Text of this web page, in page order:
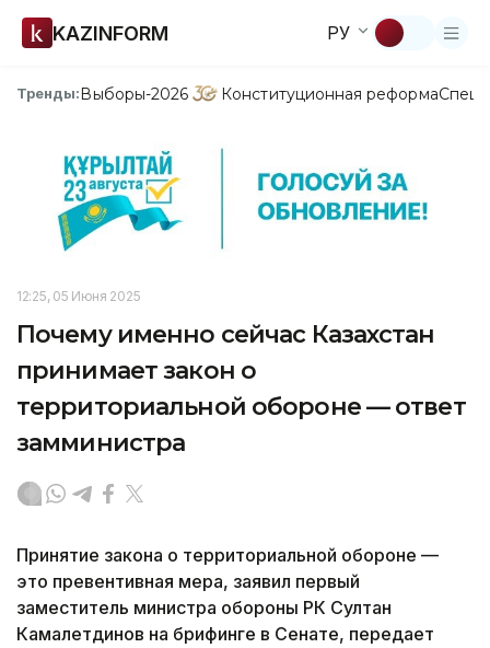
KAZINFORM РУ
Тренды:Выборы-2026 Конституционная реформа
12:25, 05 Июня 2025
Почему именно сейчас Казахстан
принимает закон о
территориальной обороне — ответ
замминистра
Принятие закона о территориальной обороне —
это превентивная мера, заявил первый
заместитель министра обороны РК Султан
Камалетдинов на брифинге в Сенате, передает